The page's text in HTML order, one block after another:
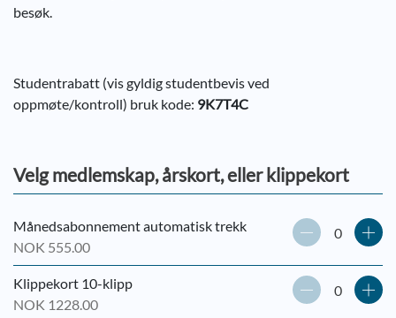
besøk.
Studentrabatt (vis gyldig studentbevis ved
oppmøte/kontroll) bruk kode: 9K7T4C
Velg medlemskap, årskort, eller klippekort
Månedsabonnement automatisk trekk
NOK 555.00
Klippekort 10-klipp
NOK 1228.00